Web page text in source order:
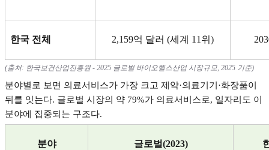
한국 전체 2,159억 달러 (세계 11 위 )
(출처: 한국보건산업진흥원- 2025 글로벌 바이오헬스산업 시장규모, 2025 기준)
분야별로 보면 의료서비스가 가장 크고 제약·의료기기 ·화장품이
뒤를 잇는다. 글로벌 시장의 약 79%가 의료서비스로, 일자리도 이
분야에 집중되는 구조다.
분야 글로벌(2023)